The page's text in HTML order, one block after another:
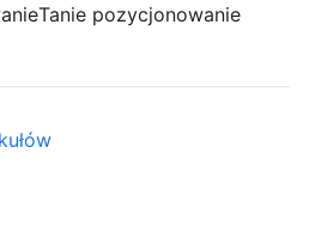
Tanie pozycjonowanie